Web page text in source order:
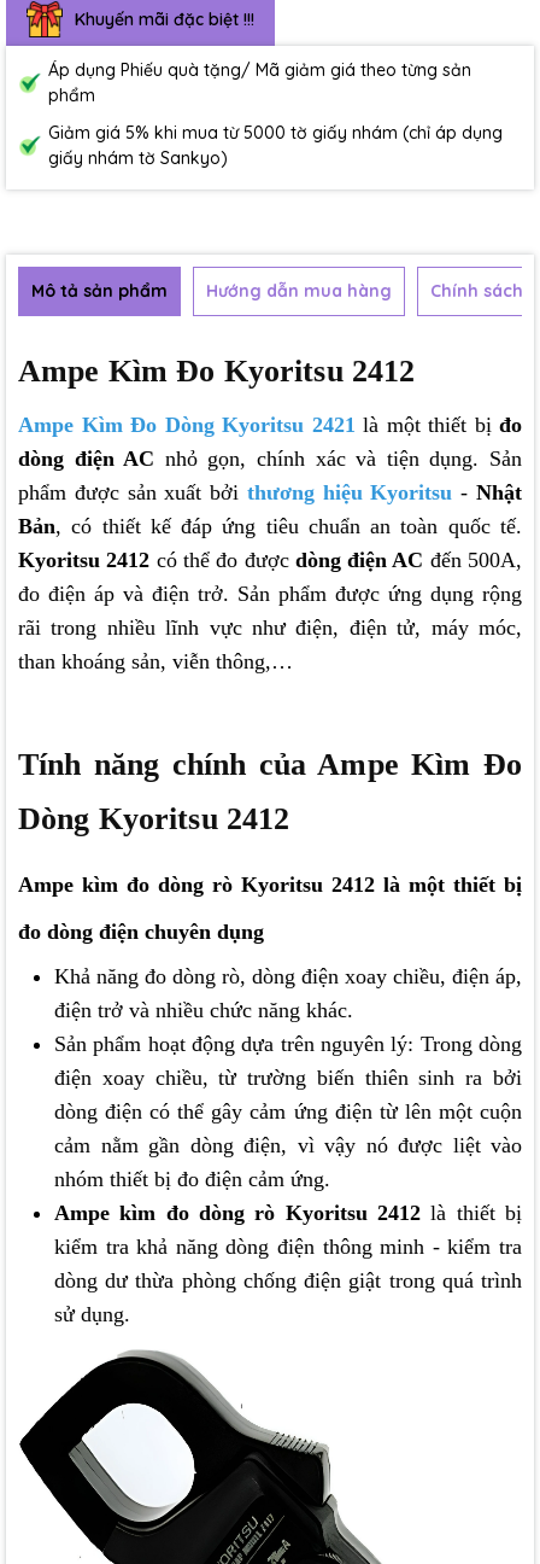
Khuyến mãi đặc biệt !!!
Áp dụng Phiếu quà tặng/ Mã giảm giá theo từng sản
phẩm
Giảm giá 5% khi mua từ 5000 tờ giấy nhám (chỉ áp dụng
giấy nhám tờ Sankyo)
Mô tả sản phẩm Hướng dẫn mua hàng Chính sách
Ampe Kìm Đo Kyoritsu 2412
Ampe Kìm Đo Dòng Kyoritsu 2421 là một thiết bị đo
dòng điện AC nhỏ gọn, chính xác và tiện dụng. Sản
phẩm được sản xuất bởi thương hiệu Kyoritsu -Nhật
Bản, có thiết kế đáp ứng tiêu chuẩn an toàn quốc tế.
Kyoritsu 2412 có thể đo được dòng điện AC đến 500A,
đo điện áp và điện trở. Sản phẩm được ứng dụng rộng
rãi trong nhiều lĩnh vực như điện, điện tử, máy móc,
than khoáng sản, viễn thông,…
Tính năng chính của Ampe Kìm Đo
Dòng Kyoritsu 2412
Ampe kìm đo dòng rò Kyoritsu 2412 là một thiết bị
đo dòng điện chuyên dụng
Khả năng đo dòng rò, dòng điện xoay chiều, điện áp,
điện trở và nhiều chức năng khác.
Sản phẩm hoạt động dựa trên nguyên lý: Trong dòng
điện xoay chiều, từ trường biến thiên sinh ra bởi
dòng điện có thể gây cảm ứng điện từ lên một cuộn
cảm nằm gần dòng điện, vì vậy nó được liệt vào
nhóm thiết bị đo điện cảm ứng.
Ampe kìm đo dòng rò Kyoritsu 2412 là thiết bị
kiểm tra khả năng dòng điện thông minh - kiểm tra
dòng dư thừa phòng chống điện giật trong quá trình
sử dụng.